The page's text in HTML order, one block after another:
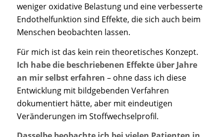
weniger oxidative Belastung und eine verbesserte
Endothelfunktion sind Effekte, die sich auch beim
Menschen beobachten lassen.
Für mich ist das kein rein theoretisches Konzept.
Ich habe die beschriebenen Effekte über Jahre
an mir selbst erfahren – ohne dass ich diese
Entwicklung mit bildgebenden Verfahren
dokumentiert hätte, aber mit eindeutigen
Veränderungen im Stoffwechselprofil.